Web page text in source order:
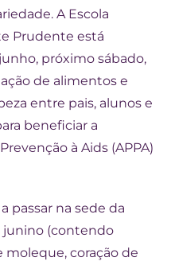
A Escola
Prudente está
próximo sábado,
de alimentos e
entre pais, alunos e
beneficiar a
à Aids (APPA)
passar na sede da
junino (contendo
moleque, coração de